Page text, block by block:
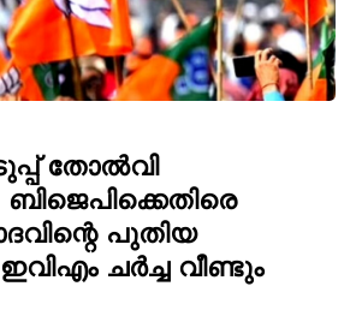
തോൽവി
പുതിയ
ചർച്ച വീണ്ടും